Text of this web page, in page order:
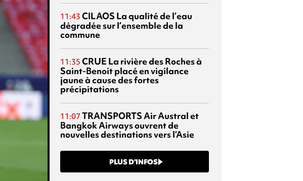
11:43 CILAOS La qualité de l’eau
dégradée sur l’ensemble de la
commune
11:35 CRUE La rivière des Roches à
Saint-Benoit placé en vigilance
jaune à cause des fortes
précipitations
11:07 TRANSPORTSAir Austral et
Bangkok Airways ouvrent de
nouvelles destinations vers l’Asie
PLUS D’INFOS